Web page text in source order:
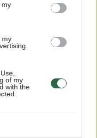
my
my
of my
with the
(05.01),
„Žmogau,
čia statyti
situaciją